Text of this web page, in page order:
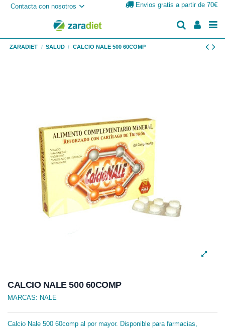
Contacta con nosotros Envios gratis a partir de 70€
ZARADIET SALUD CALCIO NALE 500 60COMP
CALCIO NALE 500 60COMP
MARCAS: NALE
Calcio Nale 500 60comp al por mayor. Disponible para farmacias,